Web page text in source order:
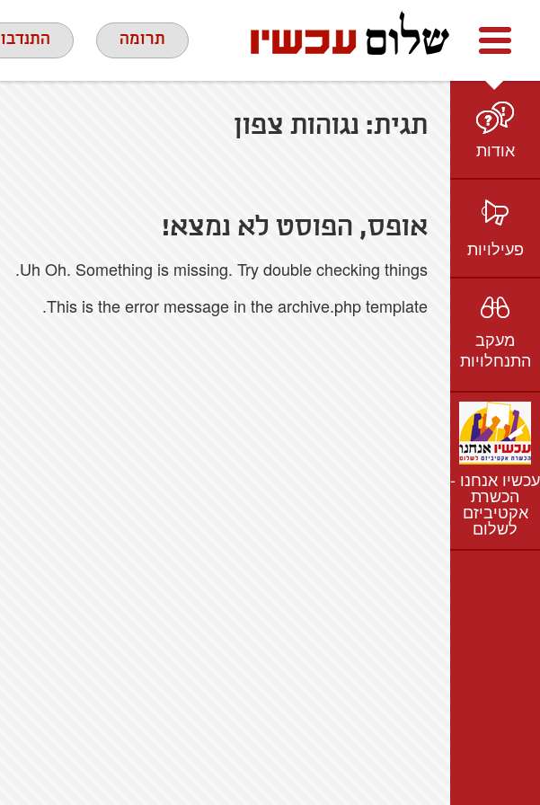
תרומה התנדבו Facebookyoutube twitter
אודות
הצוות
חזון ועמדות
אמיל גרינצווייג
שקיפות
פעילויות
ברשת
בתקשורת
וידאו
מעקב
התנחלויות
נתונים
חדשות
נושאים
רשימת התנחלויות
מפת התנחלויות
עכשיו אנחנו -
הכשרת
אקטיביזם
לשלום
תגית: נגוהות צפון
אופס, הפוסט לא נמצא!
Uh Oh. Something is missing. Try double checking things.
This is the error message in the archive.php template.